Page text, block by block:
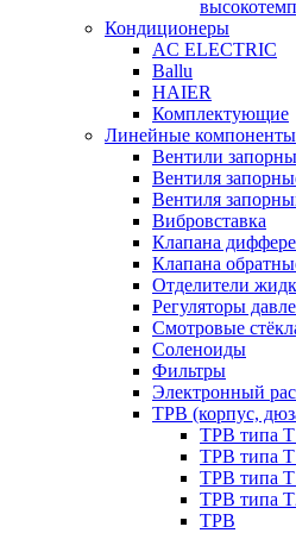
Кондиционеры
AC ELECTRIC
Ballu
HAIER
Комплектующие
Линейные компоненты
Вентили
Вентиля
Вентиля
Вибровставка
Клапана
Клапана
Отделители
Регуляторы
Смотровые
Соленоиды
Фильтры
Электронный
ТРВ (корпус,
ТРВ типа
ТРВ типа
ТРВ типа
ТРВ типа
ТРВ